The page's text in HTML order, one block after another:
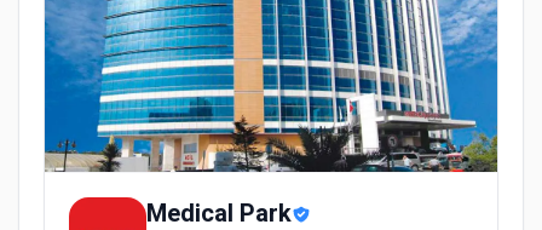
Medical Park